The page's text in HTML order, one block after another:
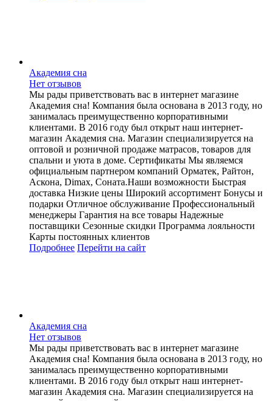
Академия сна
Нет отзывов
Мы рады приветствовать вас в интернет магазине
Академия сна! Компания была основана в 2013 году, но
занималась преимущественно корпоративными
клиентами. В 2016 году был открыт наш интернет-
магазин Академия сна. Магазин специализируется на
оптовой и розничной продаже матрасов, товаров для
спальни и уюта в доме. Сертификаты Мы являемся
официальным партнером компаний Орматек, Райтон,
Аскона, Dimax, Соната.Наши возможности Быстрая
доставка Низкие цены Широкий ассортимент Бонусы и
подарки Отличное обслуживание Профессиональный
менеджеры Гарантия на все товары Надежные
поставщики Сезонные скидки Программа лояльности
Карты постоянных клиентов
Подробнее Перейти на сайт
Академия сна
Нет отзывов
Мы рады приветствовать вас в интернет магазине
Академия сна! Компания была основана в 2013 году, но
занималась преимущественно корпоративными
клиентами. В 2016 году был открыт наш интернет-
магазин Академия сна. Магазин специализируется на